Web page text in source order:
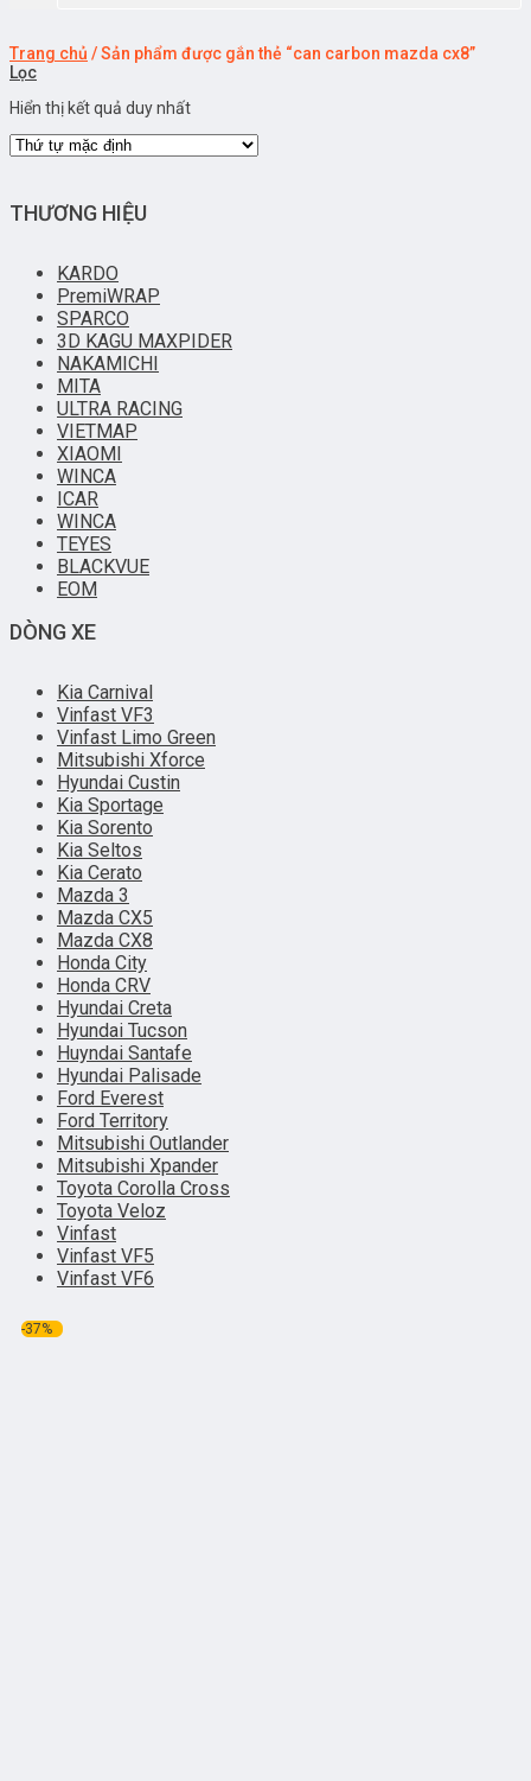
Trang chủ /Sản phẩm được gắn thẻ “can carbon mazda cx8”
Lọc
Hiển thị kết quả duy nhất
THƯƠNG HIỆU
KARDO
PremiWRAP
SPARCO
3D KAGU MAXPIDER
NAKAMICHI
MITA
ULTRA RACING
VIETMAP
XIAOMI
WINCA
ICAR
WINCA
TEYES
BLACKVUE
EOM
DÒNG XE
Kia Carnival
Vinfast VF3
Vinfast Limo Green
Mitsubishi Xforce
Hyundai Custin
Kia Sportage
Kia Sorento
Kia Seltos
Kia Cerato
Mazda 3
Mazda CX5
Mazda CX8
Honda City
Honda CRV
Hyundai Creta
Hyundai Tucson
Huyndai Santafe
Hyundai Palisade
Ford Everest
Ford Territory
Mitsubishi Outlander
Mitsubishi Xpander
Toyota Corolla Cross
Toyota Veloz
Vinfast
Vinfast VF5
Vinfast VF6
-37%